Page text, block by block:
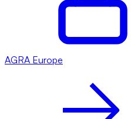
AGRA Europe